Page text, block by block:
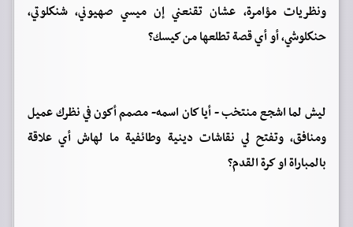
ونظريات مؤامرة، عشان تقنعني إن ميسي صهيوني، شنكلوتي،
حنكلوشي، أو أي قصة تطلعها من كيسك؟
ليش لما اشجع منتخب - أيا كان اسمه- مصمم أكون في نظرك عميل
ومنافق، وتفتح لي نقاشات دينية وطائفية ما لهاش أي علاقة
بالمباراة او كرة القدم؟